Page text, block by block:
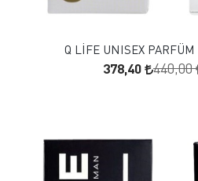
Q LİFE UNISEX PARFÜM
378,40 440,00